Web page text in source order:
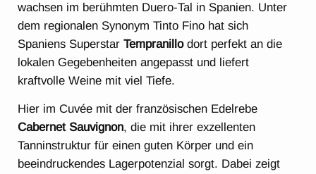
wachsen im berühmten Duero-Tal in Spanien. Unter
dem regionalen Synonym Tinto Fino hat sich
Spaniens SuperstarTempranillodort perfekt an die
lokalen Gegebenheiten angepasst und liefert
kraftvolle Weine mit viel Tiefe.
Hier im Cuvée mit der französischen Edelrebe
Cabernet Sauvignon, die mit ihrer exzellenten
Tanninstruktur für einen guten Körper und ein
beeindruckendes Lagerpotenzial sorgt. Dabei zeigt